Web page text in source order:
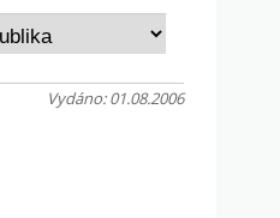
Vydáno: 01.08.2006